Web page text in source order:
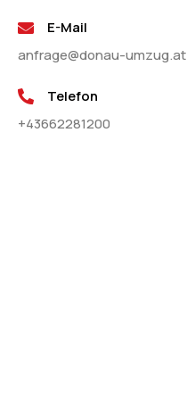
E-Mail
anfrage@donau-umzug.at
Telefon
+43662281200